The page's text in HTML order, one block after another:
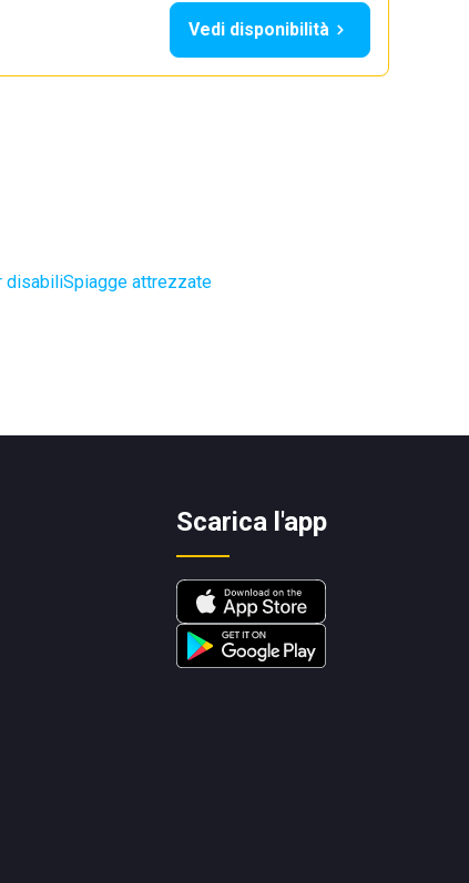
Vedi disponibilità
disabiliSpiagge attrezzate
Scarica l'app